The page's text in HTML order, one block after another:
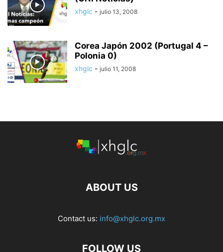
xhglc - julio 13, 2008
Corea Japón 2002 (Portugal 4 –
Polonia 0)
xhglc - julio 11, 2008
ABOUT US
Contact us: info@xhglc.org.mx
FOLLOW US